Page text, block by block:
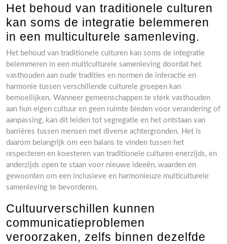
Het behoud van traditionele culturen
kan soms de integratie belemmeren
in een multiculturele samenleving.
Het behoud van traditionele culturen kan soms de integratie
belemmeren in een multiculturele samenleving doordat het
vasthouden aan oude tradities en normen de interactie en
harmonie tussen verschillende culturele groepen kan
bemoeilijken. Wanneer gemeenschappen te sterk vasthouden
aan hun eigen cultuur en geen ruimte bieden voor verandering of
aanpassing, kan dit leiden tot segregatie en het ontstaan van
barrières tussen mensen met diverse achtergronden. Het is
daarom belangrijk om een balans te vinden tussen het
respecteren en koesteren van traditionele culturen enerzijds, en
anderzijds open te staan voor nieuwe ideeën, waarden en
gewoonten om een inclusieve en harmonieuze multiculturele
samenleving te bevorderen.
Cultuurverschillen kunnen
communicatieproblemen
veroorzaken, zelfs binnen dezelfde